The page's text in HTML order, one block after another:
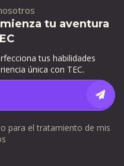
tu aventura
tus habilidades
única con TEC.
para el tratamiento de mis